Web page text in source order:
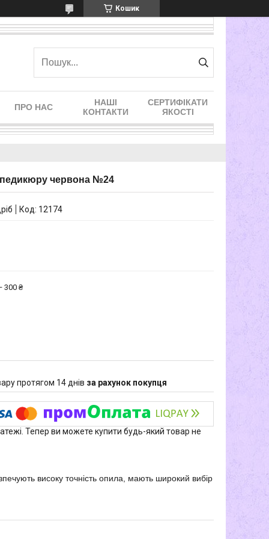
Кошик
ПРО НАС
НАШІ
КОНТАКТИ
СЕРТИФІКАТИ
ЯКОСТІ
червона №24
Код: 12174
300 ₴
протягом 14 днів за рахунок покупця
Тепер ви можете купити будь-який товар не
високу точність опила, мають широкий вибір